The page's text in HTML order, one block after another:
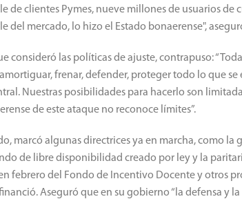
de clientes Pymes, nueve millones de usuarios de
del mercado, lo hizo el Estado bonaerense",
consideró las políticas de ajuste, contrapuso:
frenar, defender, proteger todo lo que
Nuestras posibilidades para hacerlo son
de este ataque no reconoce límites”.
marcó algunas directrices ya en marcha, como la
de libre disponibilidad creado por ley y la
febrero del Fondo de Incentivo Docente y otros
Aseguró que en su gobierno “la defensa y